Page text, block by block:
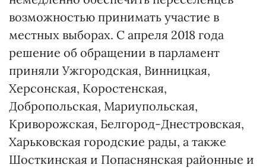
возможностью принимать участие в
местных выборах. С апреля 2018 года
решение об обращении в парламент
приняли Ужгородская, Винницкая,
Херсонская, Коростенская,
Добропольская, Мариупольская,
Криворожская, Белгород-Днестровская,
Харьковская городские рады, а также
Шосткинская и Попаснянская районные и